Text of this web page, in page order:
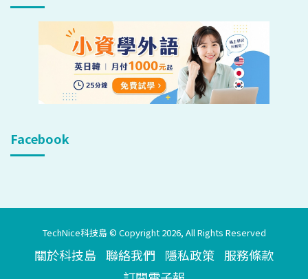
Facebook
TechNice科技島 © Copyright 2026, All Rights Reserved
關於科技島 聯絡我們 隱私政策 服務條款